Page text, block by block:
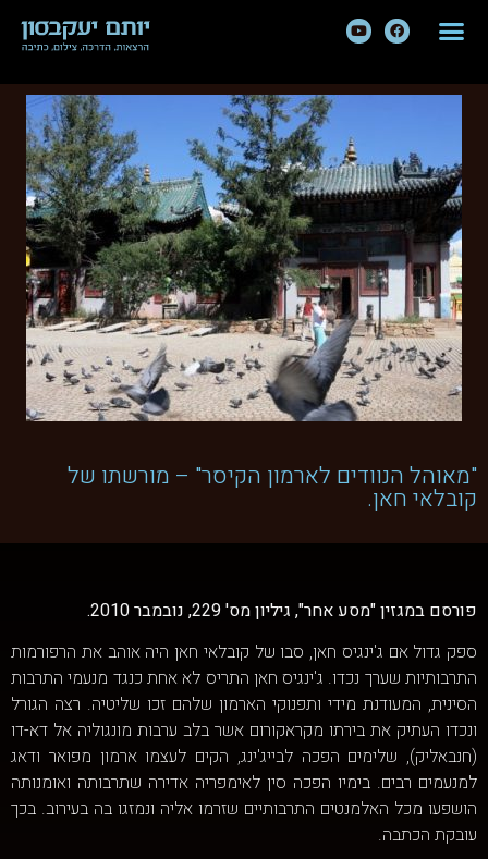
"מאוהל הנוודים לארמון הקיסר" – מורשתו של
קובלאי חאן.
פורסם במגזין "מסע אחר", גיליון מס' 229, נובמבר 2010.
ספק גדול אם ג'ינגיס חאן, סבו של קובלאי חאן היה אוהב את הרפורמות
התרבותיות שערך נכדו. ג'ינגיס חאן התריס לא אחת כנגד מנעמי התרבות
הסינית, המעודנת מידי ותפנוקי הארמון שלהם זכו שליטיה. רצה הגורל
ונכדו העתיק את בירתו מקראקורום אשר בלב ערבות מונגוליה אל דא-דו
(חנבאליק), שלימים הפכה לבייג'ינג, הקים לעצמו ארמון מפואר ודאג
למנעמים רבים. בימיו הפכה סין לאימפריה אדירה שתרבותה ואומנותה
הושפעו מכל האלמנטים התרבותיים שזרמו אליה ונמזגו בה בעירוב. בכך
עובקת הכתבה.